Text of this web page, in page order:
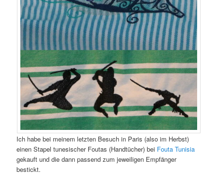
Ich habe bei meinem letzten Besuch in Paris (also im Herbst)
einen Stapel tunesischer Foutas (Handtücher) bei Fouta Tunisia
gekauft und die dann passend zum jeweiligen Empfänger
bestickt.